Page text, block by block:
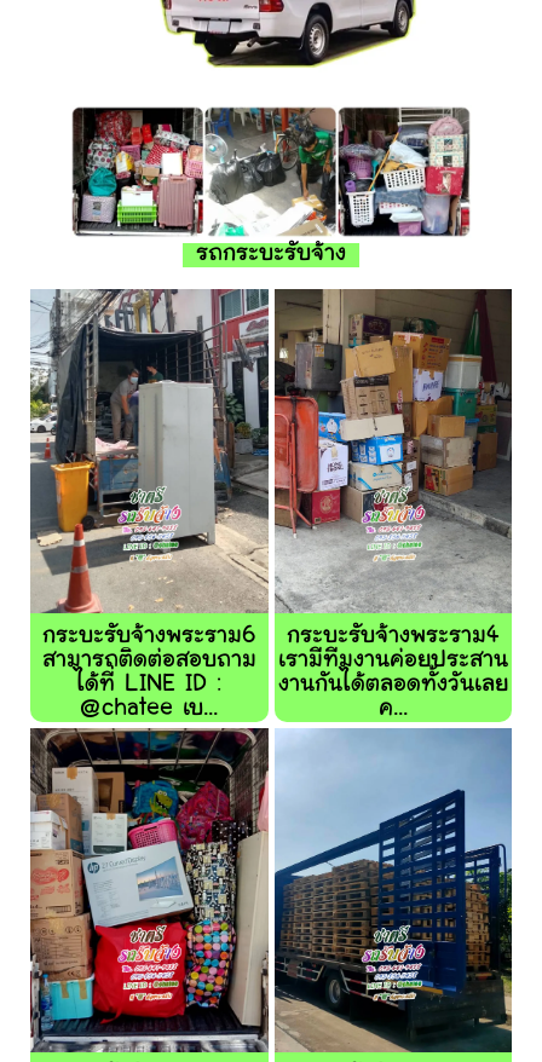
รถกระบะรับจ้าง
กระบะรับจ้างพระราม6
สามารถติดต่อสอบถาม
ได้ที่ LINE ID :
@chatee เบ...
กระบะรับจ้างพระราม4
เรามีทีมงานค่อยประสาน
งานกันได้ตลอดทั้งวันเลย
ค...